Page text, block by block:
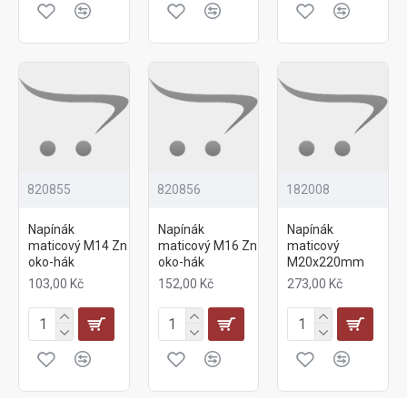
820855
Napínák
maticový M14 Zn
oko-hák
103,00 Kč
820856
Napínák
maticový M16 Zn
oko-hák
152,00 Kč
182008
Napínák
maticový
M20x220mm
273,00 Kč